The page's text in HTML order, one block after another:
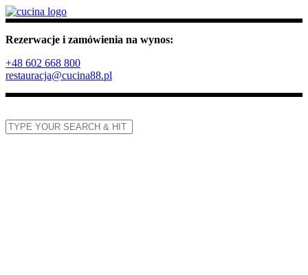
Rezerwacje i zamówienia na wynos:
+48 602 668 800
restauracja@cucina88.pl